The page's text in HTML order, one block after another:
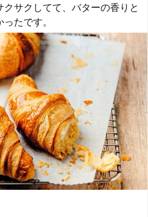
サクしてて、バターの香りと
たです。